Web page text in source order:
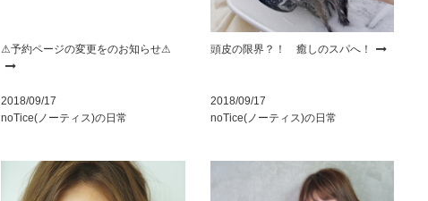
⚠︎予約ページの変更をのお知らせ⚠︎
2018/09/17
noTice(ノーティス)の日常
頭皮の限界？！ 癒しのスパへ！
2018/09/17
noTice(ノーティス)の日常